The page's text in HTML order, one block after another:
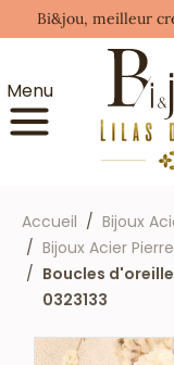
Bi&jou, meilleur
Menu
Accueil
Bijoux
Bijoux Acier
Boucles
0323133